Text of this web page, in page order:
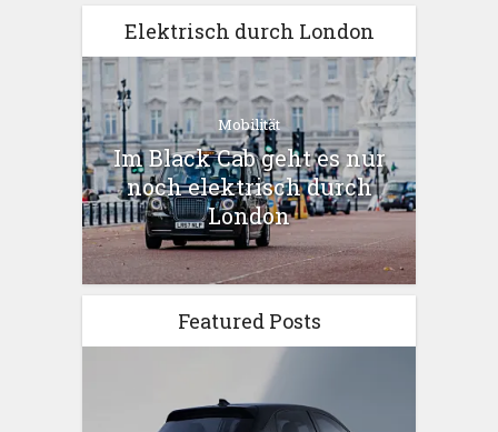
Elektrisch durch London
Mobilität
Im Black Cab geht es nur
noch elektrisch durch
London
Featured Posts